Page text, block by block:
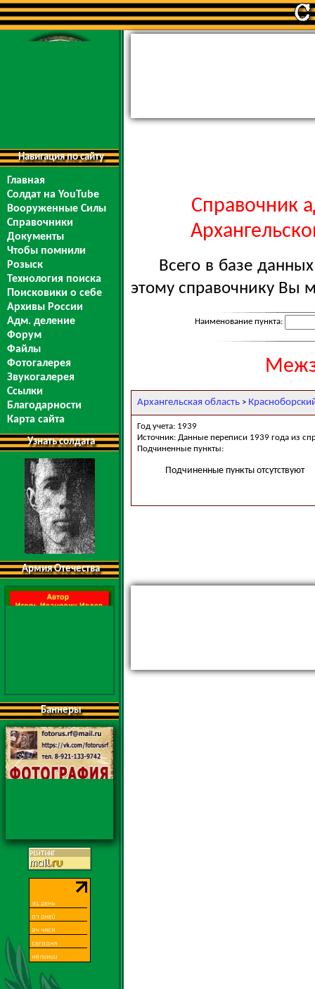
Навигация по сайту
Главная
Солдат на YouTube
Вооруженные Силы
Справочники
Документы
Чтобы помнили
Розыск
Технология поиска
Поисковики о себе
Архивы России
Адм. деление
Форум
Файлы
Фотогалерея
Звукогалерея
Ссылки
Благодарности
Карта сайта
Узнать солдата
Армия Отечества
Баннеры
Справочник
Всего в базе
этому справочнику Вы
Наименование пункта:
Архангельская область >
Год учета: 1939
Источник: Данные переписи 1939 года из
Подчиненные пункты:
Подчиненные пункты отсутствуют